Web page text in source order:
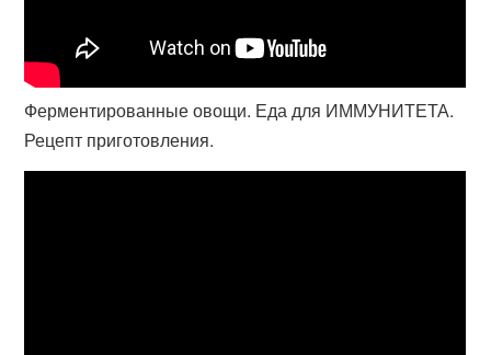
Ферментированные овощи. Еда для ИММУНИТЕТА.
Рецепт приготовления.